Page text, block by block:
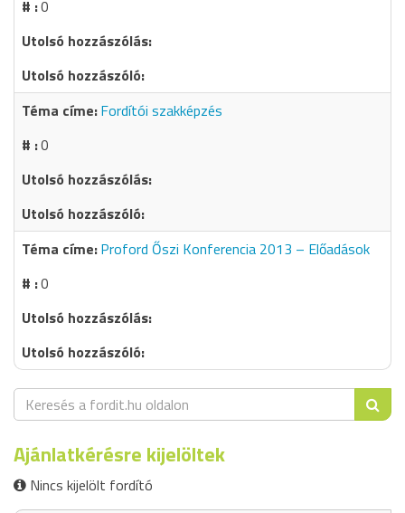
0
Fordítói szakképzés
0
Proford Őszi Konferencia 2013 – Előadások
0
Ajánlatkérésre kijelöltek
Nincs kijelölt fordító